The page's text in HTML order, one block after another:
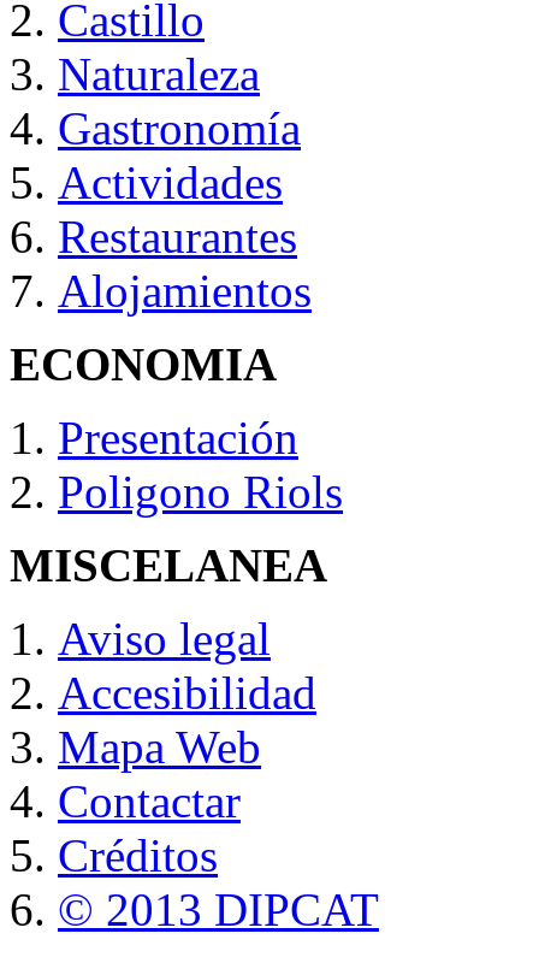
Castillo
Naturaleza
Gastronomía
Actividades
Restaurantes
Alojamientos
ECONOMIA
Presentación
Poligono Riols
MISCELANEA
Aviso legal
Accesibilidad
Mapa Web
Contactar
Créditos
© 2013 DIPCAT